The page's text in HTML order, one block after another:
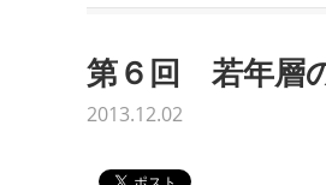
第６回 若年層
2013.12.02